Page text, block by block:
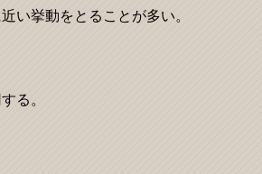
い挙動をとることが多い。
る。